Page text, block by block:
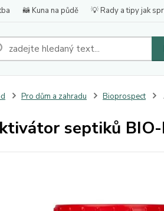
🦝 Kuna na půdě 💡 Rady a tipy jak
Pro dům a zahradu Bioprospect
septiků